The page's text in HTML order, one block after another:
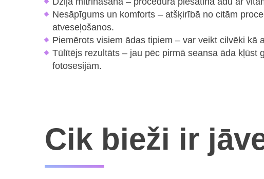
Nesāpīgums un komforts – atšķirībā no citām
atveseļošanos.
Piemērots visiem ādas tipiem – var veikt cilvēki kā
Tūlītējs rezultāts – jau pēc pirmā seansa āda kļūst
fotosesijām.
Cik bieži ir